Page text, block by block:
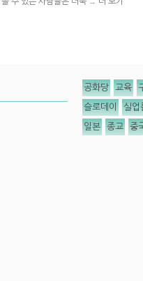
공화당 교육
슬로데이 실업
일본 종교 중